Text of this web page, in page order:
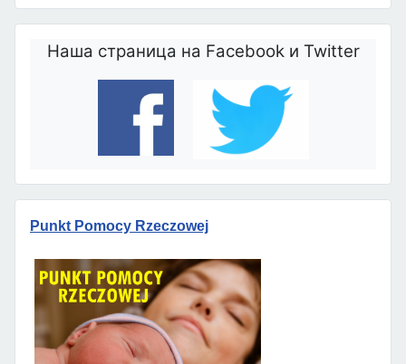
Наша страница на Facebook и Twitter
Punkt Pomocy Rzeczowej